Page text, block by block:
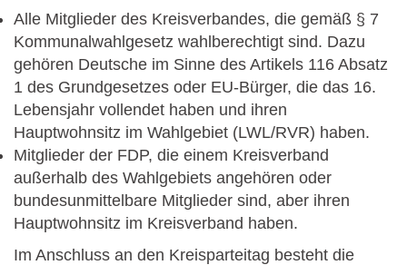
Alle Mitglieder des Kreisverbandes, die gemäß § 7
Kommunalwahlgesetz wahlberechtigt sind. Dazu
gehören Deutsche im Sinne des Artikels 116 Absatz
1 des Grundgesetzes oder EU-Bürger, die das 16.
Lebensjahr vollendet haben und ihren
Hauptwohnsitz im Wahlgebiet (LWL/RVR) haben.
Mitglieder der FDP, die einem Kreisverband
außerhalb des Wahlgebiets angehören oder
bundesunmittelbare Mitglieder sind, aber ihren
Hauptwohnsitz im Kreisverband haben.
Im Anschluss an den Kreisparteitag besteht die